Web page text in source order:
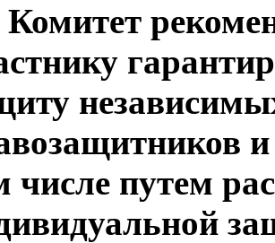
Комитет
числе путем